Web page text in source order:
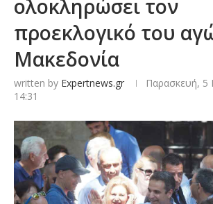
ολοκληρώσει τον
προεκλογικό του
Μακεδονία
written by Expertnews.gr
Παρασκευή, 5
14:31